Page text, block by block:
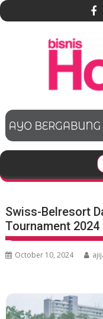
S
k
e
t
Swiss-Belresort
Tournament 2024
October 10, 2024